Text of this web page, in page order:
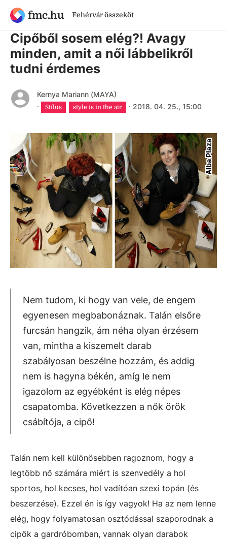
fmc.hu Fehérvár összeköt
8 évnél régebbi cikk
Cipőből sosem elég?! Avagy
minden, amit a női lábbelikről
tudni érdemes
Kernya Mariann (MAYA)
·
Stílus style is in the air · 2018. 04. 25., 15:00
Alba Plaza
Nem tudom, ki hogy van vele, de engem
egyenesen megbabonáznak. Talán elsőre
furcsán hangzik, ám néha olyan érzésem
van, mintha a kiszemelt darab
szabályosan beszélne hozzám, és addig
nem is hagyna békén, amíg le nem
igazolom az egyébként is elég népes
csapatomba. Következzen a nők örök
csábítója, a cipő!
Talán nem kell különösebben ragoznom, hogy a
legtöbb nő számára miért is szenvedély a hol
sportos, hol kecses, hol vadítóan szexi topán (és
beszerzése). Ezzel én is így vagyok! Ha az nem lenne
elég, hogy folyamatosan osztódással szaporodnak a
cipők a gardróbomban, vannak olyan darabok